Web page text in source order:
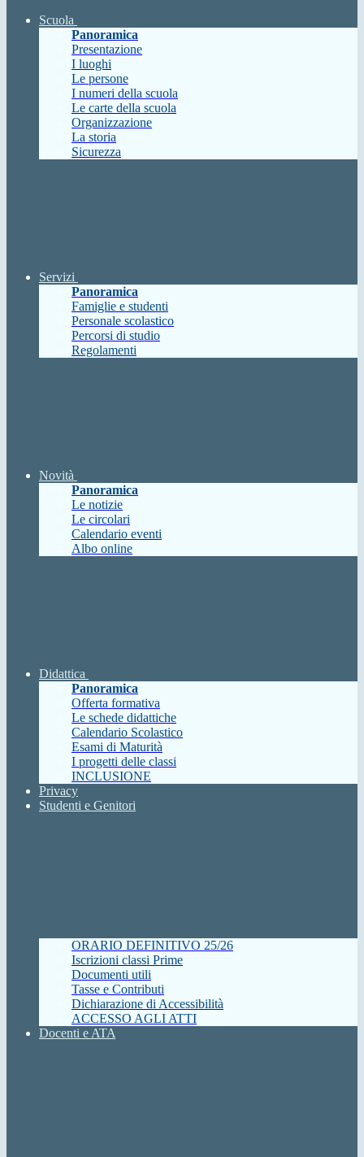
Scuola
Panoramica
Presentazione
I luoghi
Le persone
I numeri della scuola
Le carte della scuola
Organizzazione
La storia
Sicurezza
Servizi
Panoramica
Famiglie e studenti
Personale scolastico
Percorsi di studio
Regolamenti
Novità
Panoramica
Le notizie
Le circolari
Calendario eventi
Albo online
Didattica
Panoramica
Offerta formativa
Le schede didattiche
Calendario Scolastico
Esami di Maturità
I progetti delle classi
INCLUSIONE
Privacy
Studenti e Genitori
ORARIO DEFINITIVO 25/26
Iscrizioni classi Prime
Documenti utili
Tasse e Contributi
Dichiarazione di Accessibilità
ACCESSO AGLI ATTI
Docenti e ATA